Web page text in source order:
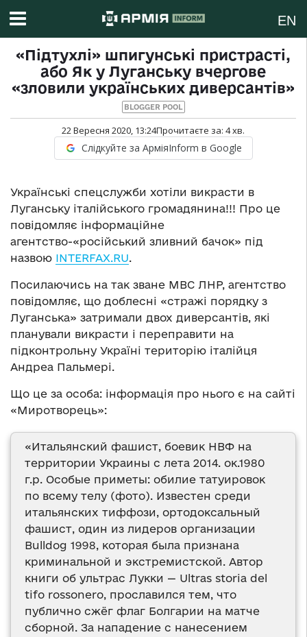
EN
«Підтухлі» шпигунські пристрасті,
або Як у Луганську вчергове
«зловили українських диверсантів»
BLOGGER POOL
22 Вересня 2020, 13:24Прочитаєте за: 4хв.
Слідкуйте за АрміяInform в Google
Українські спецслужби хотіли викрасти в
Луганську італійського громадянина!!! Про це
повідомляє інформаційне
агентство-«російський зливний бачок» під
назвою INTERFAX.RU.
Посилаючись на так зване МВС ЛНР, агентство
повідомляє, що доблесні «стражі порядку з
Луганська» затримали двох диверсантів, які
планували викрасти і переправити на
підконтрольну Україні територію італійця
Андреа Пальмері.
Що це за особа: інформація про нього є на сайті
«Миротворець»:
«Итальянский фашист, боевик НВФ на
территории Украины с лета 2014. ок.1980
г.р. Особые приметы: обилие татуировок
по всему телу (фото). Известен среди
итальянских тиффози, ортодоксальный
фашист, один из лидеров организации
Bulldog 1998, которая была признана
криминальной и экстремистской. Автор
книги об ультрас Лукки — Ultras storia del
tifo rossonero, прославился тем, что
публично сжёг флаг Болгарии на матче
сборной. За нападение с нанесением